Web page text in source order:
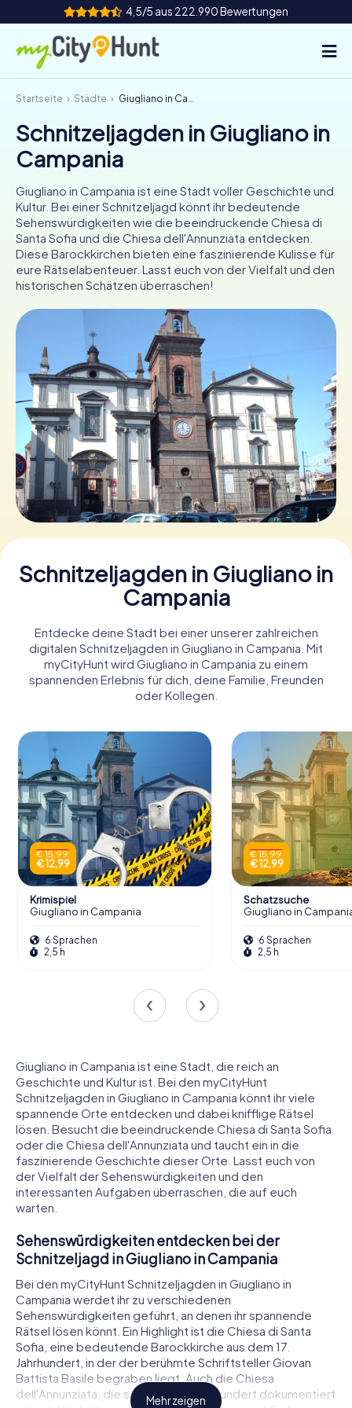
4,5/5 aus 222.990 Bewertungen
So funktioniert's
Städte
Touren
Teamevent
Tickets
INT AT CH
ES
FR UK
IE
Tickets buchen
Gutscheine bestellen
Startseite Städte Giugliano in Campania
Schnitzeljagden in Giugliano in
Campania
Giugliano in Campania ist eine Stadt voller Geschichte und
Kultur. Bei einer Schnitzeljagd könnt ihr bedeutende
Sehenswürdigkeiten wie die beeindruckende Chiesa di
Santa Sofia und die Chiesa dell'Annunziata entdecken.
Diese Barockkirchen bieten eine faszinierende Kulisse für
eure Rätselabenteuer. Lasst euch von der Vielfalt und den
historischen Schätzen überraschen!
Schnitzeljagden in Giugliano in
Campania
Entdecke deine Stadt bei einer unserer zahlreichen
digitalen Schnitzeljagden in Giugliano in Campania. Mit
myCityHunt wird Giugliano in Campania zu einem
spannenden Erlebnis für dich, deine Familie, Freunden
oder Kollegen.
€ 15,99
€ 12,99
Krimispiel
Giugliano in Campania
6 Sprachen
2,5 h
€ 15,99
€ 12,99
Schatzsuche
Giugliano in
6 Sprachen
2,5 h
Giugliano in Campania ist eine Stadt, die reich an
Geschichte und Kultur ist. Bei den myCityHunt
Schnitzeljagden in Giugliano in Campania könnt ihr viele
spannende Orte entdecken und dabei knifflige Rätsel
lösen. Besucht die beeindruckende Chiesa di Santa Sofia
oder die Chiesa dell'Annunziata und taucht ein in die
faszinierende Geschichte dieser Orte. Lasst euch von
der Vielfalt der Sehenswürdigkeiten und den
interessanten Aufgaben überraschen, die auf euch
warten.
Sehenswürdigkeiten entdecken bei der
Schnitzeljagd in Giugliano in Campania
Bei den myCityHunt Schnitzeljagden in Giugliano in
Campania werdet ihr zu verschiedenen
Sehenswürdigkeiten geführt, an denen ihr spannende
Rätsel lösen könnt. Ein Highlight ist die Chiesa di Santa
Sofia, eine bedeutende Barockkirche aus dem 17.
Jahrhundert, in der der berühmte Schriftsteller Giovan
Battista Basile begraben liegt. Auch die Chiesa
dell'Annunziata, die seit dem 16. Jahrhundert dokumentiert
Mehr zeigen